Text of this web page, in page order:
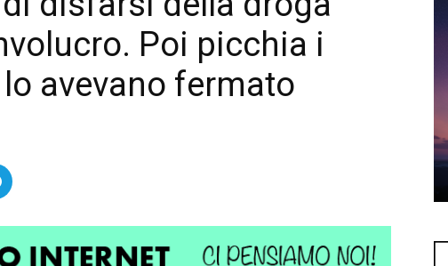
Poi picchia i
avevano fermato